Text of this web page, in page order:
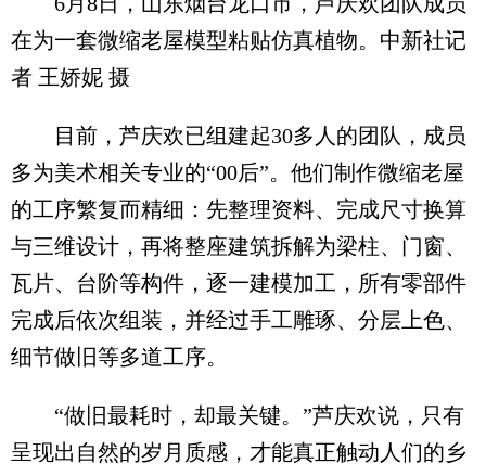
在为一套微缩老屋模型粘贴仿真植物。中新社记
者 王娇妮 摄
目前，芦庆欢已组建起30多人的团队，成员
多为美术相关专业的“00后”。他们制作微缩老屋
的工序繁复而精细：先整理资料、完成尺寸换算
与三维设计，再将整座建筑拆解为梁柱、门窗、
瓦片、台阶等构件，逐一建模加工，所有零部件
完成后依次组装，并经过手工雕琢、分层上色、
细节做旧等多道工序。
“做旧最耗时，却最关键。”芦庆欢说，只有
呈现出自然的岁月质感，才能真正触动人们的乡